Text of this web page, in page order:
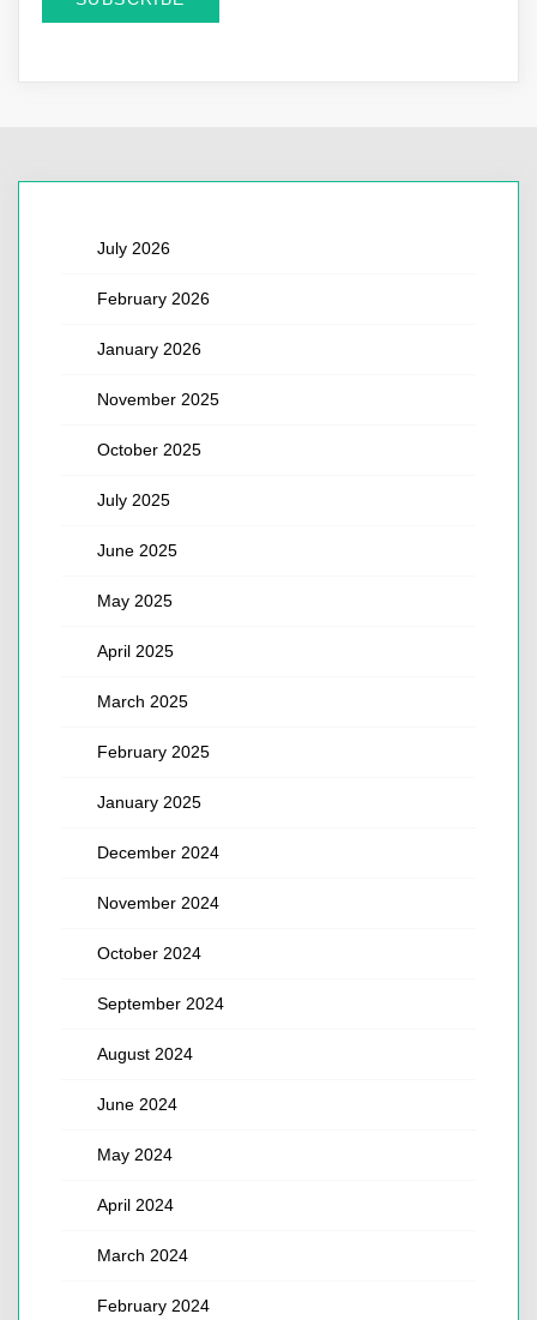
July 2026
February 2026
January 2026
November 2025
October 2025
July 2025
June 2025
May 2025
April 2025
March 2025
February 2025
January 2025
December 2024
November 2024
October 2024
September 2024
August 2024
June 2024
May 2024
April 2024
March 2024
February 2024